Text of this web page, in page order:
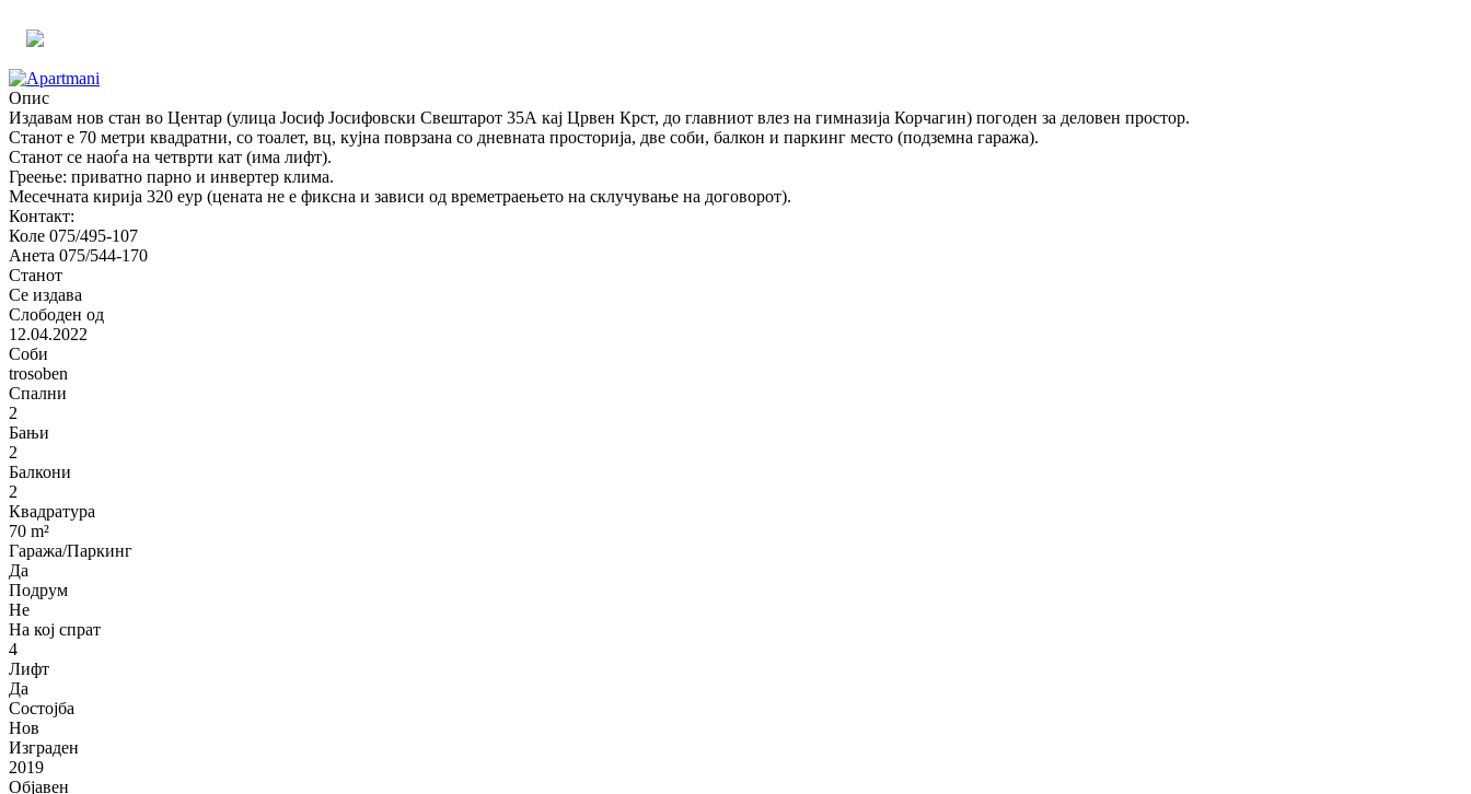
Опис
Издавам нов стан во Центар (улица Јосиф Јосифовски Свештарот 35А кај Црвен Крст, до главниот влез на гимназија Корчагин) погоден за деловен простор.
Станот е 70 метри квадратни, со тоалет, вц, кујна поврзана со дневната просторија, две соби, балкон и паркинг место (подземна гаража).
Станот се наоѓа на четврти кат (има лифт).
Греење: приватно парно и инвертер клима.
Месечната кирија 320 еур (цената не е фиксна и зависи од времетраењето на склучување на договорот).
Контакт:
Коле 075/495-107
Анета 075/544-170
Станот
Се издава
Слободен од
12.04.2022
Соби
trosoben
Спални
2
Бањи
2
Балкони
2
Квадратура
70 m²
Гаража/Паркинг
Да
Подрум
Не
На кој спрат
4
Лифт
Да
Состојба
Нов
Изграден
2019
Објавен